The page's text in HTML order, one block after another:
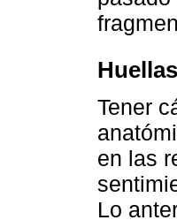
Tener
en las
Lo